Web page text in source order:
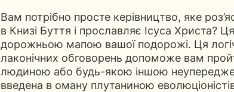
Вам потрібно просте керівництво, яке
в Книзі Буття і прославляє Ісуса Христа?
дорожньою мапою вашої подорожі. Ця
лаконічних обговорень допоможе вам
людиною або будь-якою іншою
введена в оману плутаниною